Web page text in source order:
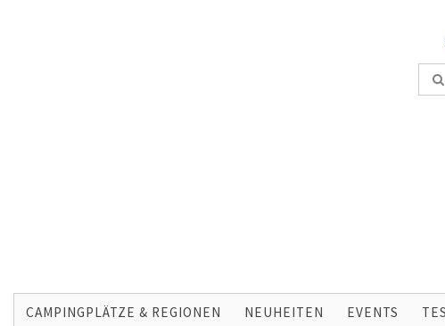
contentCAMPINGPLÄTZE & REGIONEN NEUHEITEN EVENTS